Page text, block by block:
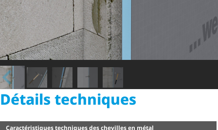
Détails techniques
Carac­té­ris­tiques techniques des chevilles en métal